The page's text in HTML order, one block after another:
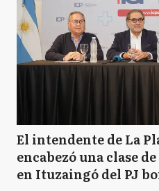
El intendente de La
encabezó una clase
en Ituzaingó del PJ